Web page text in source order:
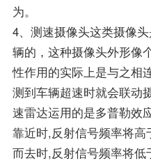
为。
4、测速摄像头这类摄像
辆的，这种摄像头外形像
性作用的实际上是与之相
测到车辆超速时就会联动
速雷达运用的是多普勒效
靠近时,反射信号频率将
而去时,反射信号频率将